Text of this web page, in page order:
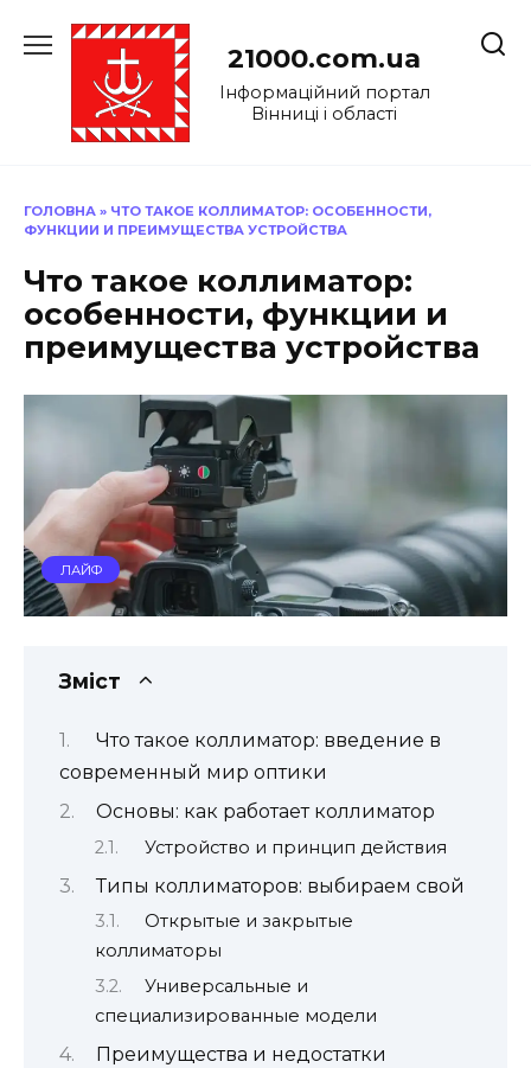
до
21000.com.ua
Інформаційний портал
Вінниці і області
ГОЛОВНА » ЧТО ТАКОЕ КОЛЛИМАТОР: ОСОБЕННОСТИ,
ФУНКЦИИ И ПРЕИМУЩЕСТВА УСТРОЙСТВА
Что такое коллиматор:
особенности, функции и
преимущества устройства
ЛАЙФ
Зміст
Что такое коллиматор: введение в
современный мир оптики
Основы: как работает коллиматор
Устройство и принцип действия
Типы коллиматоров: выбираем свой
Открытые и закрытые
коллиматоры
Универсальные и
специализированные модели
Преимущества и недостатки